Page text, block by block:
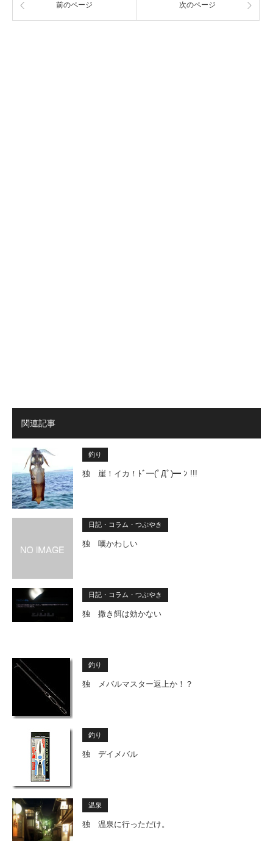
前のページ 次のページ
関連記事
釣り
独 崖！イカ！ﾄﾞ━(ﾟДﾟ)━ ﾝ !!!
日記・コラム・つぶやき
独 嘆かわしい
日記・コラム・つぶやき
独 撒き餌は効かない
釣り
独 メバルマスター返上か！？
釣り
独 デイメバル
温泉
独 温泉に行っただけ。